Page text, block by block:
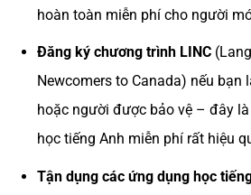
hoàn toàn miễn phí cho người
Đăng ký chương trình LINC
Newcomers to Canada) nếu bạn
hoặc người được bảo vệ – đây
học tiếng Anh miễn phí rất hiệu
Tận dụng các ứng dụng học